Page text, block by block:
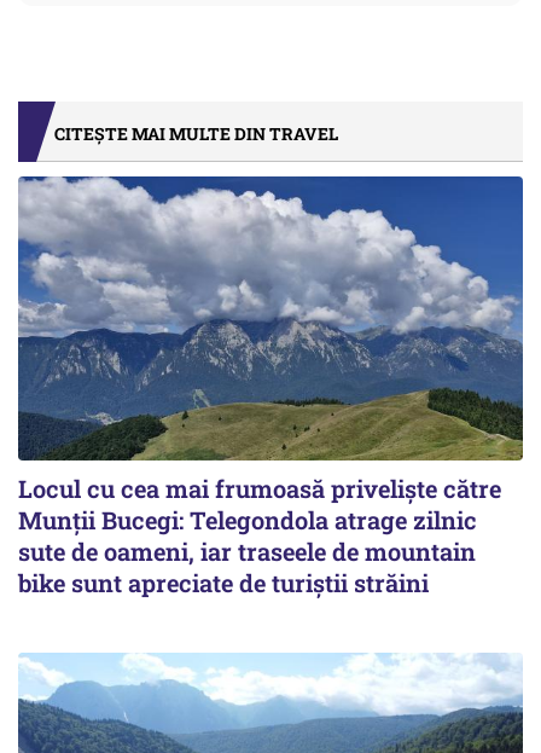
CITEȘTE MAI MULTE DIN TRAVEL
Locul cu cea mai frumoasă priveliște către
Munții Bucegi: Telegondola atrage zilnic
sute de oameni, iar traseele de mountain
bike sunt apreciate de turiștii străini